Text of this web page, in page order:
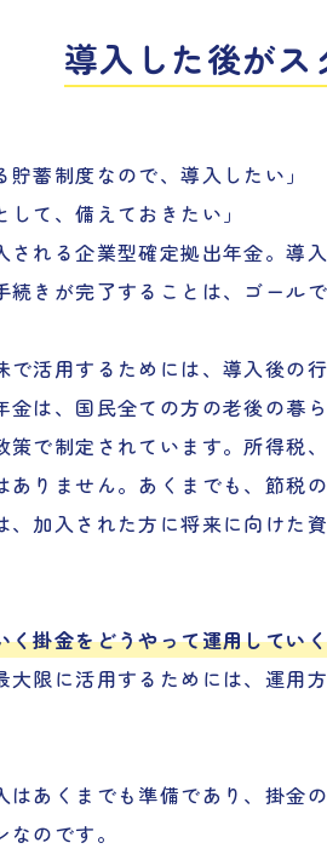
導入した後がス
貯蓄制度なので、導入したい」
して、備えておきたい」
される企業型確定拠出年金。導
続きが完了することは、ゴールで
で活用するためには、導入後の
金は、国民全ての方の老後の暮
策で制定されています。所得税
ありません。あくまでも、節税
、加入された方に将来に向けた
く掛金をどうやって運用してい
大限に活用するためには、運用
はあくまでも準備であり、掛金
のです。